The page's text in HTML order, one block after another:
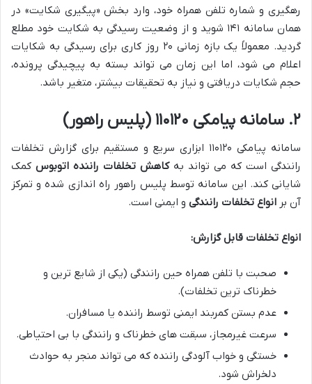
رهگیری و شماره تلفن همراه خود، وارد بخش «پیگیری شکایت» در
همان سامانه ۱۴۱ شوید و از وضعیت رسیدگی به شکایت خود مطلع
گردید. معمولاً یک بازه زمانی ۲۰ روز کاری برای رسیدگی به شکایات
اعلام می شود، اما این زمان می تواند بسته به پیچیدگی پرونده،
حجم شکایات دریافتی و نیاز به تحقیقات بیشتر، متغیر باشد.
۲. سامانه پیامکی ۱۱۰۱۲۰ (پلیس راهور)
سامانه پیامکی ۱۱۰۱۲۰ ابزاری سریع و مستقیم برای گزارش تخلفات
رانندگی است که می تواند بهکاهش تخلفات راننده اتوبوس کمک
شایانی کند. این سامانه توسط پلیس راهور راه اندازی شده و تمرکز
آن بر انواع تخلفات رانندگی و ایمنی است.
انواع تخلفات قابل گزارش:
صحبت با تلفن همراه حین رانندگی (یکی از شایع ترین و
خطرناک ترین تخلفات).
عدم بستن کمربند ایمنی توسط راننده یا مسافران.
سرعت غیرمجاز، سبقت های خطرناک و رانندگی با بی احتیاطی.
خستگی و خواب آلودگی راننده که می تواند منجر به حوادث
دلخراش شود.